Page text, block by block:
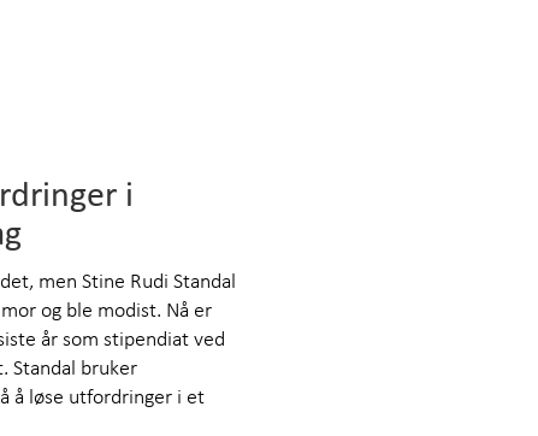
i
men Stine Rudi Standal
og ble modist. Nå er
år som stipendiat ved
Standal bruker
å løse utfordringer i et